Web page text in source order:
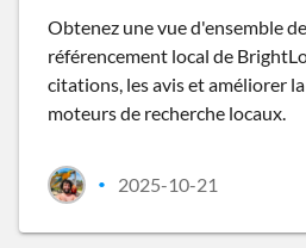
Obtenez une vue d'ensemble
référencement local de
citations, les avis et améliorer
moteurs de recherche locaux.
• 2025-10-21